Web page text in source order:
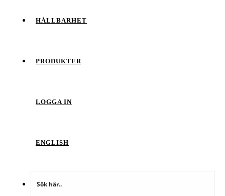
HÅLLBARHET
PRODUKTER
LOGGA IN
ENGLISH